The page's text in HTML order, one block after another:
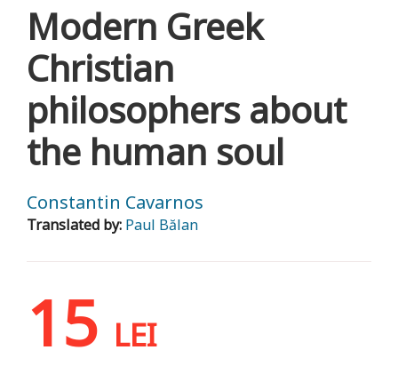
Modern Greek
Christian
philosophers about
the human soul
Constantin Cavarnos
Translated by: Paul Bălan
15 LEI